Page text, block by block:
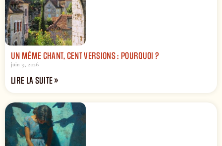
UN MÊME CHANT, CENT VERSIONS : POURQUOI ?
juin 9, 2026
LIRE LA SUITE »